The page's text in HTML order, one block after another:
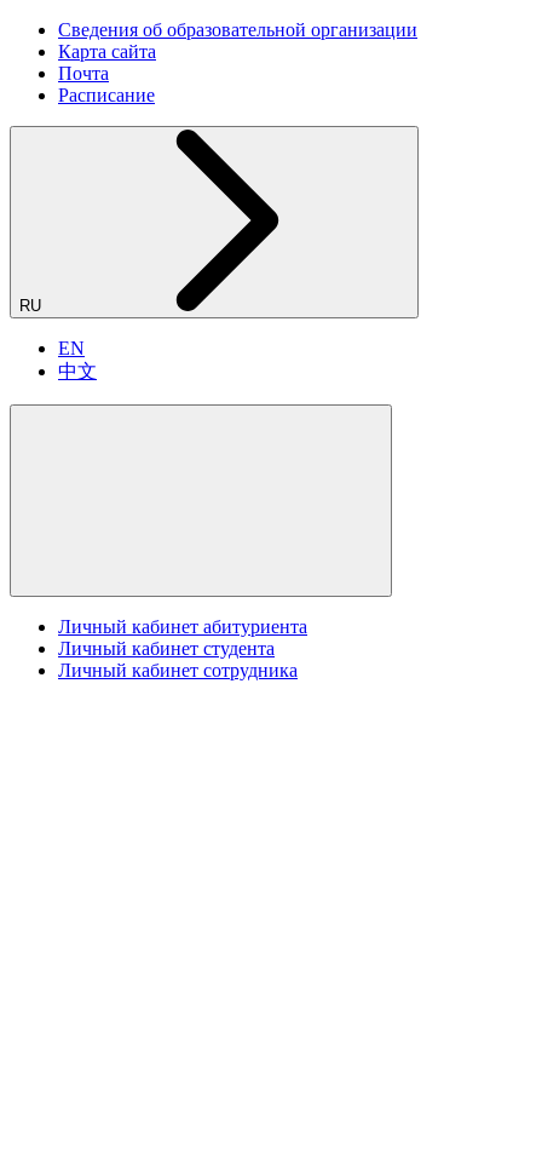
Сведения об образовательной организации
Карта сайта
Почта
Расписание
RU
EN
中文
Личный кабинет абитуриента
Личный кабинет студента
Личный кабинет сотрудника